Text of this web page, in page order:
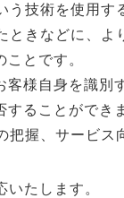
技術を使用す
きなどに、よ
とです。
様自身を識別
ることができ
把握、サービス
たします。